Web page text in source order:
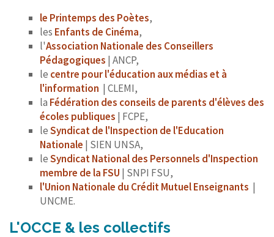
le Printemps des Poètes,
les Enfants de Cinéma,
l'Association Nationale des Conseillers
Pédagogiques | ANCP,
le centre pour l'éducation aux médias et à
l'information | CLEMI,
la Fédération des conseils de parents d'élèves des
écoles publiques | FCPE,
leSyndicat de l'Inspection de l'Education
Nationale | SIEN UNSA,
leSyndicat National des Personnels d'Inspection
membre de la FSU | SNPI FSU,
l'Union Nationale du Crédit Mutuel Enseignants |
UNCME.
L'OCCE & les collectifs